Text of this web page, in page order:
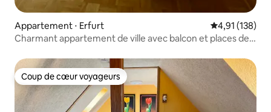
Appartement ⋅ Erfurt Évaluation
4,91 (138)
Charmant appartement de ville avec balcon et places de
Coup de cœur voyageurs
Coup de cœur voyageurs